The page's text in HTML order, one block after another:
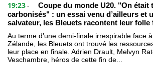
19:23 -
Coupe du monde U20. "On était
carbonisés" : un essai venu d’ailleurs et
salvateur, les Bleuets racontent leur folle
Au terme d’une demi-finale irrespirable face
Zélande, les Bleuets ont trouvé les
leur place en finale. Adrien Drault, Melvyn
Veschambre, héros de cette fin de...